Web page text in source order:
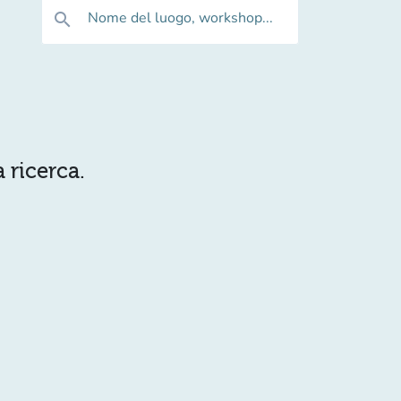
search Nome del luogo, workshop...
ricerca.